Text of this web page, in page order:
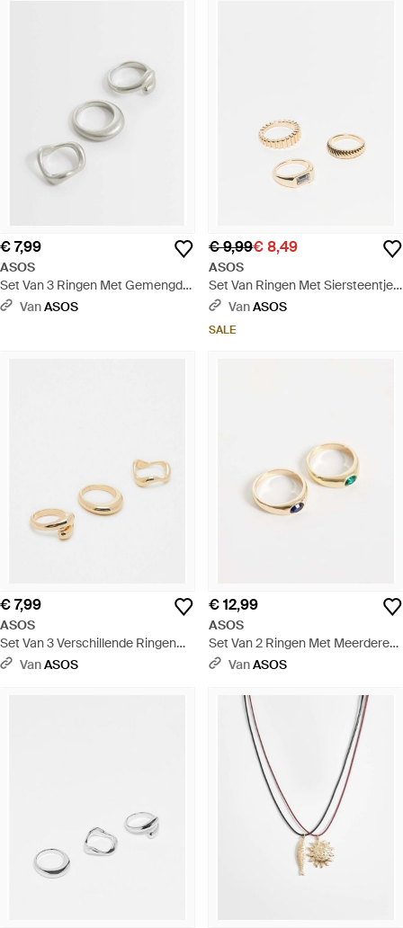
€ 7,99
ASOS
Set Van 3 Ringen Met Gemengd
Minimalistisch Ontwerp - Wit
VanASOS
€ 9,99€ 8,49
ASOS
Set Van Ringen Met Siersteentje
Met Horizontale Zegelzetting En
VanASOS
SALE
€ 7,99
ASOS
Set Van 3 Verschillende Ringen
Met Minimalistisch Ontwerp - Wit
VanASOS
€ 12,99
ASOS
Set Van 2 Ringen Met Meerdere
Steentjes - Naturel
VanASOS